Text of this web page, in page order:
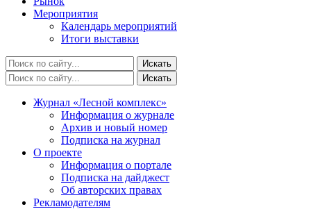
Мероприятия
Календарь мероприятий
Итоги выставки
Журнал «Лесной комплекс»
Информация о журнале
Архив и новый номер
Подписка на журнал
О проекте
Информация о портале
Подписка на дайджест
Об авторских правах
Рекламодателям